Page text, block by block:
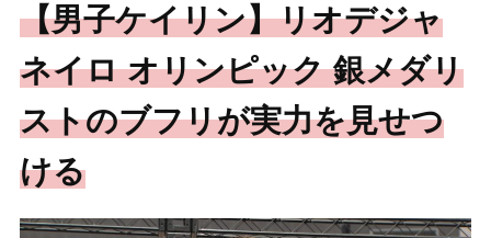
【男子ケイリン】リオデジャ
ネイロ オリンピック 銀メダリ
ストのブフリが実力を見せつ
ける